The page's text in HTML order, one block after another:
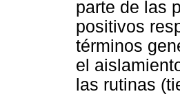
parte de las
positivos
términos
el
las rutinas